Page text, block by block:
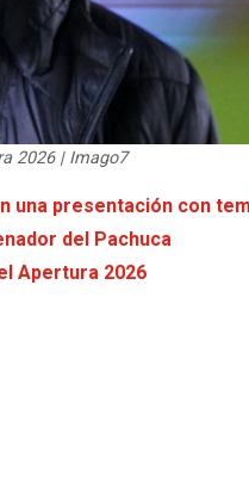
2026 | Imago7
una presentación con
del Pachuca
Apertura 2026